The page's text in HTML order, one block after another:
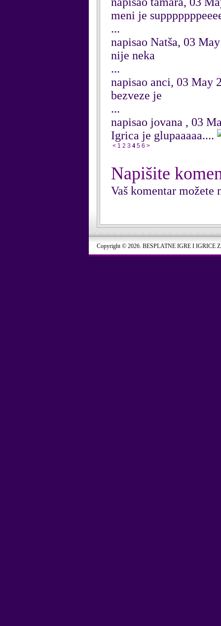
meni je
...
napisao Natša, 03
nije neka
...
napisao anci, 03 May
bezveze je
...
napisao jovana , 03
Igrica je glupaaaaa....
< 1 2 3 4 5 6 >
Napišite
Vaš komentar možete
Copyright © 2026. BESPLATNE IGRE I IGRICE